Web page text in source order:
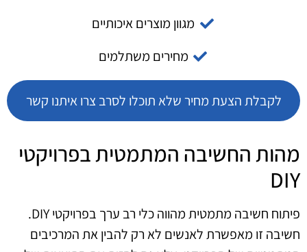
מגוון מוצרים איכותיים
מחירים משתלמים
לקבלת הצעת מחיר שלא תוכלו לסרב צרו איתנו קשר
מהות החשיבה המתמטית בפרויקטי
DIY
פיתוח חשיבה מתמטית מהווה כלי רב ערך בפרויקטי DIY.
חשיבה זו מאפשרת לאנשים לא רק להבין את המרכיבים